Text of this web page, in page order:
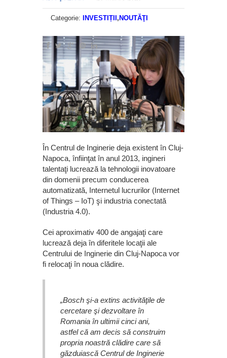
Categorie: INVESTIȚII , NOUTĂŢI
În Centrul de Inginerie deja existent în Cluj-
Napoca, înfiinţat în anul 2013, ingineri
talentaţi lucrează la tehnologii inovatoare
din domenii precum conducerea
automatizată, Internetul lucrurilor (Internet
of Things – IoT) şi industria conectată
(Industria 4.0).
Cei aproximativ 400 de angajaţi care
lucrează deja în diferitele locaţii ale
Centrului de Inginerie din Cluj-Napoca vor
fi relocaţi în noua clădire.
„Bosch şi-a extins activităţile de
cercetare şi dezvoltare în
Romania în ultimii cinci ani,
astfel că am decis să construim
propria noastră clădire care să
găzduiască Centrul de Inginerie